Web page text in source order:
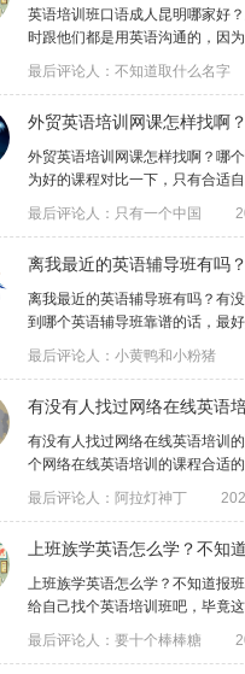
英语培训班口语成人昆明哪家好
时跟他们都是用英语沟通的，因
最后评论人：不知道取什么名字
外贸英语培训网课怎样找啊
外贸英语培训网课怎样找啊？哪
为好的课程对比一下，只有合适
最后评论人：只有一个中国
离我最近的英语辅导班有吗
离我最近的英语辅导班有吗？有
到哪个英语辅导班靠谱的话，最
最后评论人：小黄鸭和小粉猪
有没有人找过网络在线英语
有没有人找过网络在线英语培训
个网络在线英语培训的课程合适
最后评论人：阿拉灯神丁
上班族学英语怎么学？不知
上班族学英语怎么学？不知道报
给自己找个英语培训班吧，毕竟
最后评论人：要十个棒棒糖